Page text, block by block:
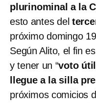
plurinominal a la
esto antes del
próximo domingo
Según Alito, el fin
y tener un “voto útil
llegue a la silla
próximos comicios